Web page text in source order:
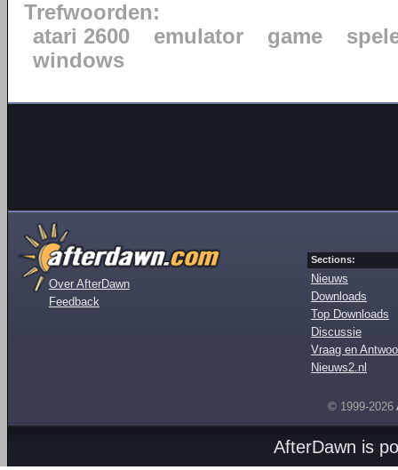
Trefwoorden:
atari 2600
emulator game
windows
Over AfterDawn
Feedback
Sections:
Nieuws
Downloads
Top Downloads
Discussie
Vraag en
Nieuws2.nl
© 1999-2026
AfterDawn is